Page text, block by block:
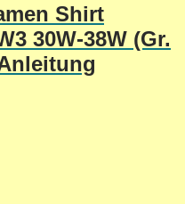
Shirt
30W-38W (Gr.